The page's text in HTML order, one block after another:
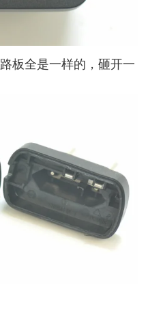
板全是一样的，砸开一